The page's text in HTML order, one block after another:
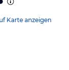
Karte anzeigen